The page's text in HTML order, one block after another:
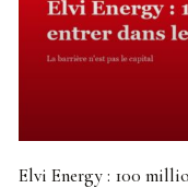
Elvi Energy : 100